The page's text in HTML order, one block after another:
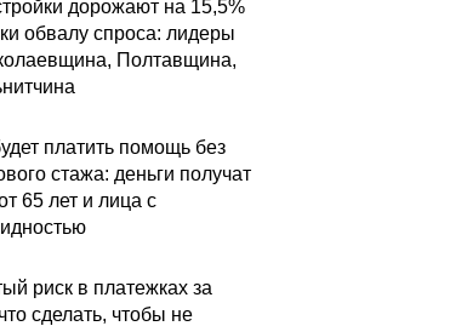
дорожают на 15,5%
обвалу спроса: лидеры
Полтавщина,
платить помощь без
стажа: деньги получат
65 лет и лица с
риск в платежках за
сделать, чтобы не